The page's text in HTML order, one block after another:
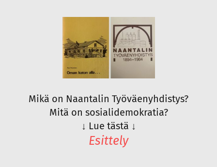
Mikä on Naantalin Työväenyhdistys?
Mitä on sosialidemokratia?
↓ Lue tästä ↓
Esittely